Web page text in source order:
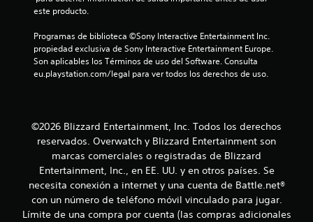
este producto.
Programas de biblioteca ©Sony Interactive Entertainment Inc.
propiedad exclusiva de Sony Interactive Entertainment Europe.
Son aplicables los Términos de uso del Software. Consulta
eu.playstation.com/legal para ver todos los derechos de uso.
©2026 Blizzard Entertainment, Inc. Todos los derechos
reservados. Overwatch y Blizzard Entertainment son
marcas comerciales o registradas de Blizzard
Entertainment, Inc., en EE. UU. y en otros países. Se
necesita conexión a internet y una cuenta de Battle.net®
con un número de teléfono móvil vinculado para jugar.
Límite de una compra por cuenta (las compras adicionales